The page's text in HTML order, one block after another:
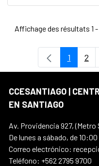
Affichage des résultats 1 -
Page
1 2
CCESANTIAGO |
EN SANTIAGO
Av. Providencia 927, (Metro
De lunes a sábado, de
Correo electrónico:
Teléfono: +562 2795 9700